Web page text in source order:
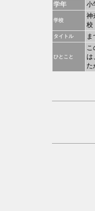
学年
小
学校
神
校
タイトル ま
ひとこと
こ
は
た